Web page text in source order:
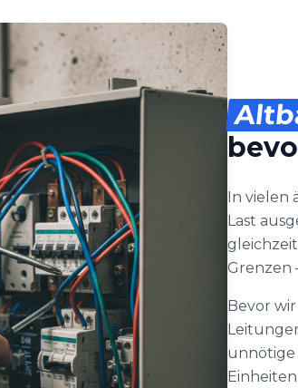
In vielen
Last
Grenzen
Bevor
unnötige